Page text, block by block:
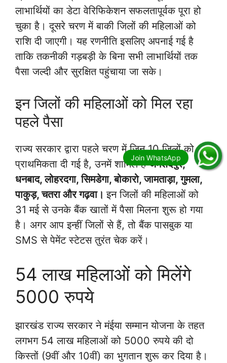
लाभार्थियों का डेटा वेरिफिकेशन सफलतापूर्वक पूरा हो
चुका है। दूसरे चरण में बाकी जिलों की महिलाओं को
राशि दी जाएगी। यह रणनीति इसलिए अपनाई गई है
ताकि तकनीकी गड़बड़ी के बिना सभी लाभार्थियों तक
पैसा जल्दी और सुरक्षित पहुंचाया जा सके।
इन जिलों की महिलाओं को मिल रहा
पहले पैसा
राज्य सरकार द्वारा पहले चरण में जिन 10 जिलों को
प्राथमिकता दी गई है, उनमें शामिल हैंजमशेदपुर,
धनबाद, लोहरदगा, सिमडेगा, बोकारो, जामताड़ा, गुमला,
पाकुड़, चतरा और गढ़वा।इन जिलों की महिलाओं को
31 मई से उनके बैंक खातों में पैसा मिलना शुरू हो गया
है। अगर आप इन्हीं जिलों से हैं, तो बैंक पासबुक या
SMS से पेमेंट स्टेटस तुरंत चेक करें।
54 लाख महिलाओं को मिलेंगे
5000 रुपये
झारखंड राज्य सरकार ने मंईया सम्मान योजना के तहत
लगभग 54 लाख महिलाओं को 5000 रुपये की दो
किस्तों (9वीं और 10वीं) का भुगतान शुरू कर दिया है।